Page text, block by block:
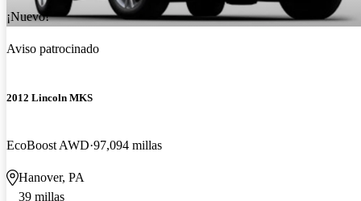
¡Nuevo!
Aviso patrocinado
2012 Lincoln MKS
EcoBoost AWD 97,094 millas
Hanover, PA
39 millas